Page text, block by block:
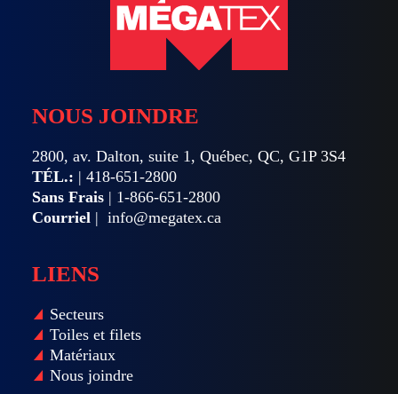
NOUS JOINDRE
2800, av. Dalton, suite 1, Québec, QC, G1P 3S4
TÉL.: | 418-651-2800
Sans Frais | 1-866-651-2800
Courriel | info@megatex.ca
LIENS
Secteurs
Toiles et filets
Matériaux
Nous joindre